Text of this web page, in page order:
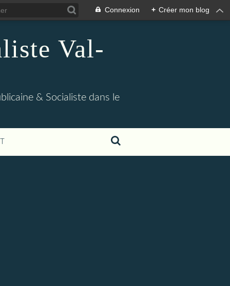
Connexion + Créer mon blog
Val-
& Socialiste dans le